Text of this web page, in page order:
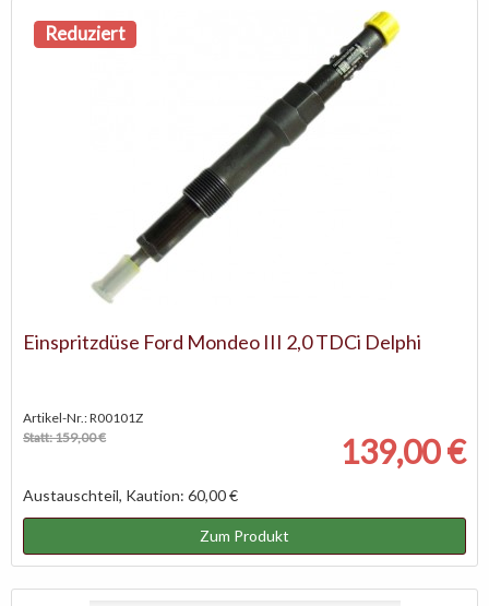
Reduziert
Einspritzdüse Ford Mondeo III 2,0 TDCi Delphi
Artikel-Nr.: R00101Z
Statt: 159,00 €
139,00 €
Austauschteil, Kaution: 60,00 €
Zum Produkt